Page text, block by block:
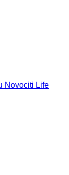
Novociti Life